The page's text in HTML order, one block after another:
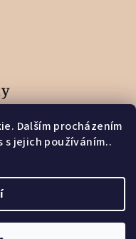
Dalším procházením
jejich používáním..
záložku?